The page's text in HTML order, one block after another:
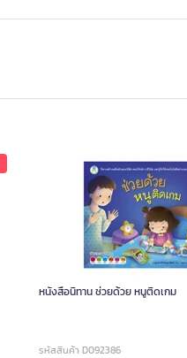
หนังสือนิทาน ช่วยด้วย หนูติดเกม
รหัสสินค้า D092386